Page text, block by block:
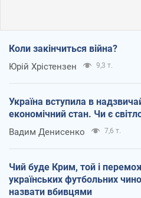
Коли закінчиться війна?
Юрій Хрістензен 9,3 т.
Україна вступила в
економічний стан. Чи є
Вадим Денисенко 7,6 т.
Чий буде Крим, той і
українських футбольних
назвати вбивцями